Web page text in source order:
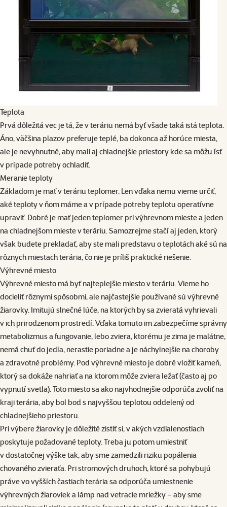
Teplota
Prvá dôležitá vec je tá, že v teráriu nemá byť všade taká istá teplota.
Áno, väčšina plazov preferuje teplé, ba dokonca až horúce miesta,
ale je nevyhnutné, aby mali aj chladnejšie priestory kde sa môžu ísť
v prípade potreby ochladiť.
Meranie teploty
Základom je mať v teráriu teplomer. Len vďaka nemu vieme určiť,
aké teploty v ňom máme a v prípade potreby teplotu operatívne
upraviť. Dobré je mať jeden teplomer pri výhrevnom mieste a jeden
na chladnejšom mieste v teráriu. Samozrejme stačí aj jeden, ktorý
však budete prekladať, aby ste mali predstavu o teplotách aké sú na
rôznych miestach terária, čo nie je príliš praktické riešenie.
Výhrevné miesto
Výhrevné miesto má byť najteplejšie miesto v teráriu. Vieme ho
docieliť rôznymi spôsobmi, ale najčastejšie používané sú výhrevné
žiarovky. Imitujú slnečné lúče, na ktorých by sa zvieratá vyhrievali
v ich prirodzenom prostredí. Vďaka tomuto im zabezpečíme správny
metabolizmus a fungovanie, lebo zviera, ktorému je zima je malátne,
nemá chuť do jedla, nerastie poriadne a je náchylnejšie na choroby
a zdravotné problémy. Pod výhrevné miesto je dobré vložiť kameň,
ktorý sa dokáže nahriať a na ktorom môže zviera ležať (často aj po
vypnutí svetla). Toto miesto sa ako najvhodnejšie odporúča zvoliť na
kraji terária, aby bol bod s najvyššou teplotou oddelený od
chladnejšieho priestoru.
Pri výbere žiarovky je dôležité zistiť si, v akých vzdialenostiach
poskytuje požadované teploty. Treba ju potom umiestniť
v dostatočnej výške tak, aby sme zamedzili riziku popálenia
chovaného zvieraťa. Pri stromových druhoch, ktoré sa pohybujú
práve vo vyšších častiach terária sa odporúča umiestnenie
výhrevných žiaroviek a lámp nad vetracie mriežky – aby sme